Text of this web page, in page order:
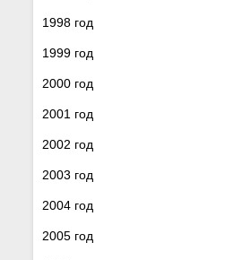
1998 год
1999 год
2000 год
2001 год
2002 год
2003 год
2004 год
2005 год